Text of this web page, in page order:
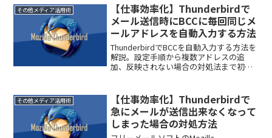
その他メディア活用術
【仕事効率化】Thunderbirdで
メール送信時にBCCに毎回同じメ
ールアドレスを自動入力する方法
ThunderbirdでBCCを自動入力する方法を
解説。設定手順から複数アドレスの追
加、反映されない場合の対処法まで初心
その他メディア活用術
【仕事効率化】Thunderbirdで
急にメールが送信出来なくなって
しまった場合の対処方法